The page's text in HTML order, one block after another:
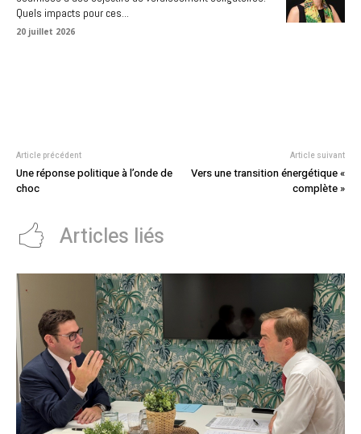
Quels impacts pour ces...
20 juillet 2026
Article précédent
Une réponse politique à l’onde de
choc
Article suivant
Vers une transition énergétique «
complète »
Articles liés